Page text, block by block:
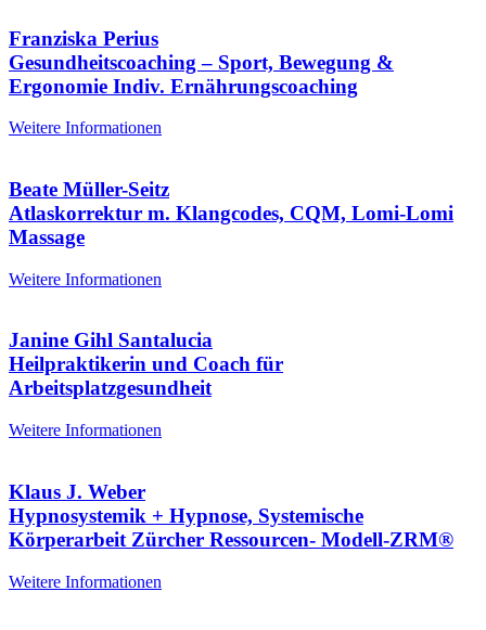
Franziska Perius
Gesundheitscoaching – Sport, Bewegung &
Ergonomie Indiv. Ernährungscoaching
Weitere Informationen
Beate Müller-Seitz
Atlaskorrektur m. Klangcodes, CQM, Lomi-Lomi
Massage
Weitere Informationen
Janine Gihl Santalucia
Heilpraktikerin und Coach für
Arbeitsplatzgesundheit
Weitere Informationen
Klaus J. Weber
Hypnosystemik + Hypnose, Systemische
Körperarbeit Zürcher Ressourcen- Modell-ZRM®
Weitere Informationen